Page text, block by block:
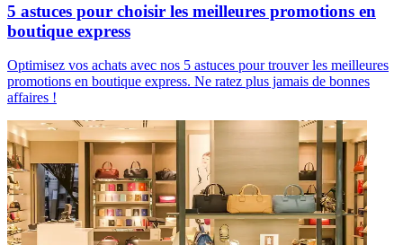
5 astuces pour choisir les meilleures promotions en
boutique express
Optimisez vos achats avec nos 5 astuces pour trouver les meilleures
promotions en boutique express. Ne ratez plus jamais de bonnes
affaires !